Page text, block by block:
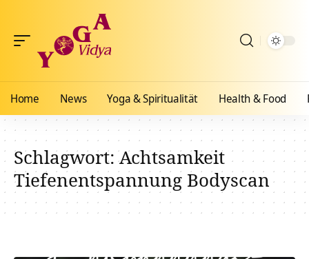
Home News Yoga & Spiritualität Health & Food
Schlagwort:Achtsamkeit
Tiefenentspannung Bodyscan